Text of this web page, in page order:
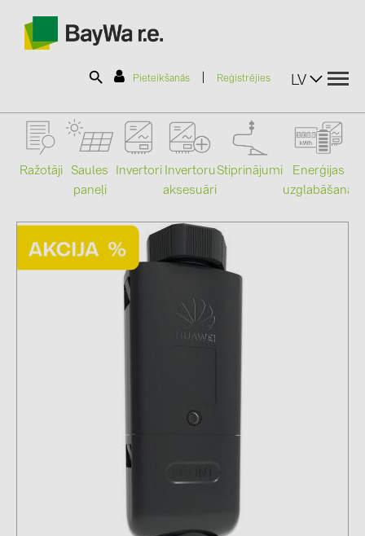
Pieteikšanās Reģistrējies LV
SOLAR-PLANIT
Informācija
KATEGORIJAS
Saules paneļi (19)
Invertoru aksesuāri (84)
Ražotāji
Saules
paneļi
Invertori Invertoru
aksesuāri
Stiprinājumi
Enerģijas
uzglabāšana